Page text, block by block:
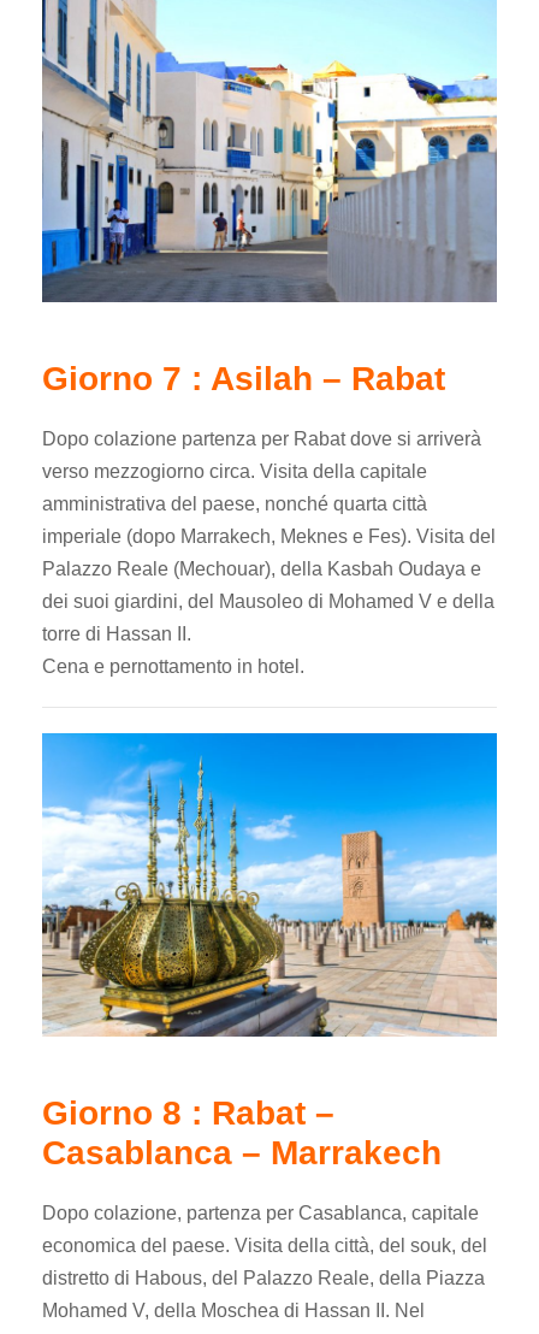
Giorno 7 : Asilah – Rabat
Dopo colazione partenza per Rabat dove si arriverà
verso mezzogiorno circa. Visita della capitale
amministrativa del paese, nonché quarta città
imperiale (dopo Marrakech, Meknes e Fes). Visita del
Palazzo Reale (Mechouar), della Kasbah Oudaya e
dei suoi giardini, del Mausoleo di Mohamed V e della
torre di Hassan II.
Cena e pernottamento in hotel.
Giorno 8 : Rabat –
Casablanca – Marrakech
Dopo colazione, partenza per Casablanca, capitale
economica del paese. Visita della città, del souk, del
distretto di Habous, del Palazzo Reale, della Piazza
Mohamed V, della Moschea di Hassan II. Nel